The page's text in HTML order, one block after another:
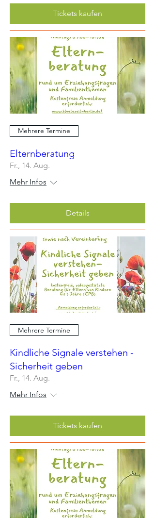
Tickets kaufen
Mehrere Termine
Elternberatung
Fr., 14. Aug.
Mehr Infos
Details
Mehrere Termine
Kindliche Signale verstehen -
Sicherheit geben
Fr., 14. Aug.
Mehr Infos
Tickets kaufen